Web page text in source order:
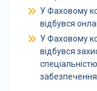
У Фаховому
відбувся
У Фаховому
відбувся